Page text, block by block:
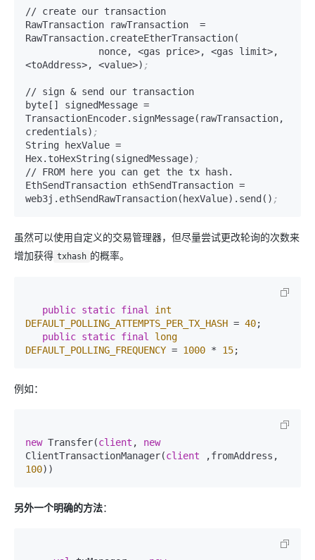
// create our transaction
RawTransaction rawTransaction  =
RawTransaction.createEtherTransaction(
<toAddress>, <value>) ;
// sign & send our transaction
byte[] signedMessage =
TransactionEncoder.signMessage(rawTransaction,
credentials) ;
String hexValue =
Hex.toHexString(signedMessage) ;
// FROM here you can get the tx hash.
EthSendTransaction ethSendTransaction =
web3j.ethSendRawTransaction(hexValue).send() ;
虽然可以使用自定义的交易管理器，但尽量尝试更改轮询的次数来
增加获得 txhash 的概率。
public static final
int
DEFAULT_POLLING_ATTEMPTS_PER_TX_HASH = 40;
public static final
long
DEFAULT_POLLING_FREQUENCY = 1000 * 15;
例如：
new Transfer(client , new
ClientTransactionManager(client
100
另外一个明确的方法：